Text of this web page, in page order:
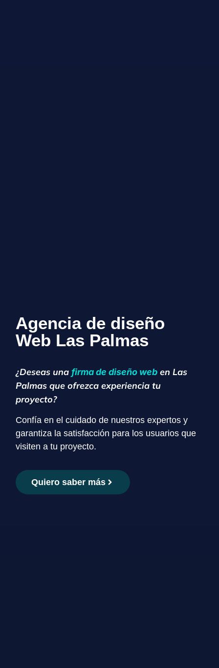
Agencia de diseño
Web Las Palmas
¿Deseas unafirma de diseño web en Las
Palmas que ofrezca experiencia tu
proyecto?
Confía en el cuidado de nuestros expertos y
garantiza la satisfacción para los usuarios que
visiten a tu proyecto.
Quiero saber más